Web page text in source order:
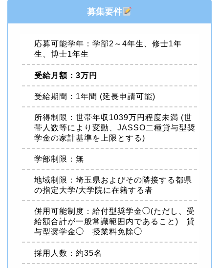
募集要件
応募可能学年：学部2～4年生、修士1年
生、博士1年生
受給月額：3万円
受給期間：1年間 (延長申請可能)
所得制限：世帯年収1039万円程度未満 (世
帯人数等により変動、JASSO二種貸与型奨
学金の家計基準を上限とする)
学部制限：無
地域制限：埼玉県およびその隣接する都県
の指定大学/大学院に在籍する者
併用可能制度：給付型奨学金◯(ただし、受
給額合計が一般常識範囲内であること) 貸
与型奨学金◯ 授業料免除◯
採用人数：約35名